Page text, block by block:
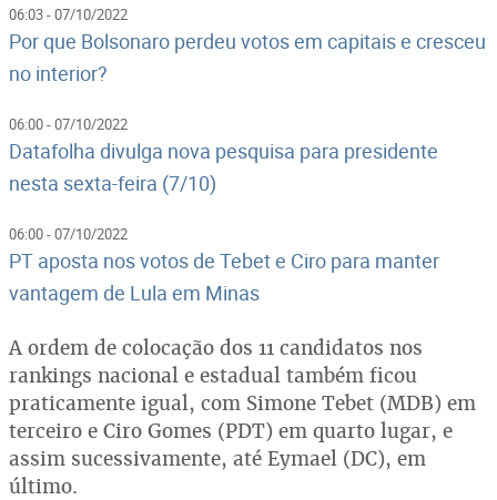
06:03 - 07/10/2022
Por que Bolsonaro perdeu votos em capitais e cresceu
no interior?
06:00 - 07/10/2022
Datafolha divulga nova pesquisa para presidente
nesta sexta-feira (7/10)
06:00 - 07/10/2022
PT aposta nos votos de Tebet e Ciro para manter
vantagem de Lula em Minas
A ordem de colocação dos 11 candidatos nos
rankings nacional e estadual também ficou
praticamente igual, com Simone Tebet (MDB) em
terceiro e Ciro Gomes (PDT) em quarto lugar, e
assim sucessivamente, até Eymael (DC), em
último.